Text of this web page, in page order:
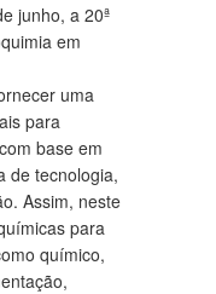
junho, a 20ª
em
uma
para
base em
de tecnologia,
Assim, neste
para
químico,